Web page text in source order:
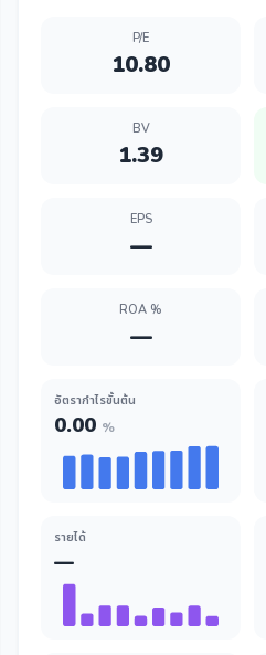
P/E
10.80
BV
1.39
EPS
—
ROA %
—
อัตรากำไรขั้นต้น
0.00 %
รายได้
—